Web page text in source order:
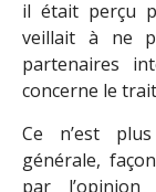
il était perçu
veillait à ne
partenaires
concerne le
Ce n’est
générale,
par l’opinion